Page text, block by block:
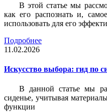
В этой статье мы
как его распознать и,
использовать для его
Подробнее
11.02.2026
Искусство выбора: гид по
В данной статье мы
сиденье, учитывая
функции